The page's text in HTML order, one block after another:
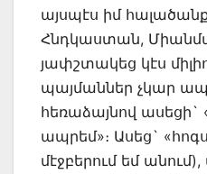
այսպէս իմ
Հնդկաստան,
յափշտակեց կէս
պայմաններ չկար
հեռաձայնով ասեցի`
ապրեմ»։ Ասեց`
մէջբերում եմ